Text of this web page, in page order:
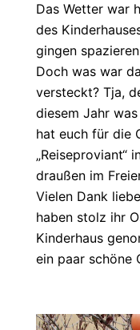
Das Wetter war
des
gingen
Doch was war
versteckt? Tja,
diesem Jahr
hat euch für die
„Reiseproviant“
draußen im
Vielen Dank
haben stolz ihr
Kinderhaus
ein paar schöne